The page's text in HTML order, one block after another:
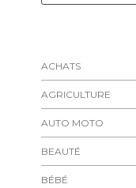
ACHATS
AGRICULTURE
AUTO MOTO
BEAUTÉ
BÉBÉ